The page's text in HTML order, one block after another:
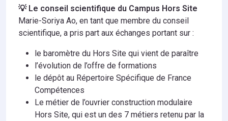
💡 Le conseil scientifique du Campus Hors Site
Marie-Soriya Ao, en tant que membre du conseil
scientifique, a pris part aux échanges portant sur :
le baromètre du Hors Site qui vient de paraître
l’évolution de l’offre de formations
le dépôt au Répertoire Spécifique de France
Compétences
Le métier de l’ouvrier construction modulaire
Hors Site, qui est un des 7 métiers retenu par la